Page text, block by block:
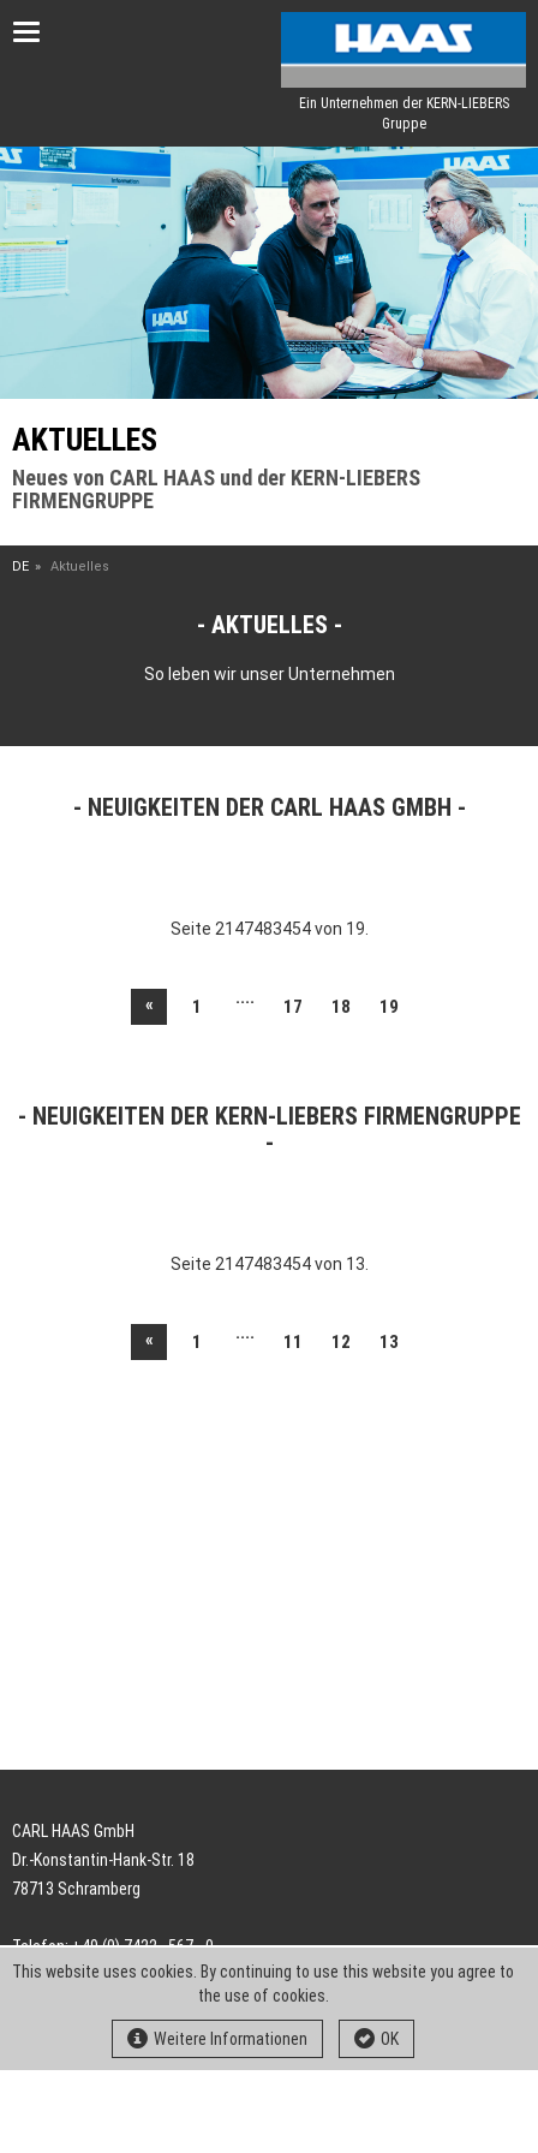
Toggle
Ein Unternehmen der KERN-LIEBERS
Gruppe
AKTUELLES
Neues von CARL HAAS und der KERN-LIEBERS
FIRMENGRUPPE
DE Aktuelles
AKTUELLES
So leben wir unser Unternehmen
NEUIGKEITEN DER CARL HAAS GMBH
Seite 2147483454 von 19.
« 1 .... 17 18 19
NEUIGKEITEN DER KERN-LIEBERS FIRMENGRUPPE
Seite 2147483454 von 13.
« 1 .... 11 12 13
CARL HAAS GmbH
Dr.-Konstantin-Hank-Str. 18
78713 Schramberg
Telefon: +49 (0) 7422 . 567 - 0
Telefax: +49 (0) 7422 . 567 - 239
info-ch@kern-liebers.com
This website uses cookies. By continuing to use this website you agree to
the use of cookies.
Weitere Informationen OK